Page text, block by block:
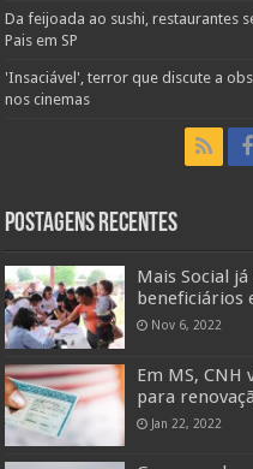
Da feijoada ao sushi, restaurantes
Pais em SP
'Insaciável', terror que discute a
nos cinemas
Postagens Recentes
Mais Social
beneficiários
Nov 6, 2022
Em MS,
para
Jan 22, 2022